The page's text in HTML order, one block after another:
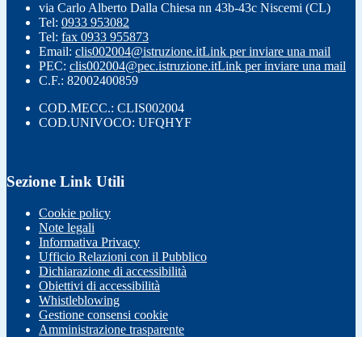
via Carlo Alberto Dalla Chiesa nn 43b-43c Niscemi (CL)
Tel: 0933 953082
Tel: fax 0933 955873
Email: clis002004@istruzione.itLink per inviare una mail
PEC: clis002004@pec.istruzione.itLink per inviare una mail
C.F.: 82002400859
COD.MECC.: CLIS002004
COD.UNIVOCO: UFQHYF
Sezione Link Utili
Cookie policy
Note legali
Informativa Privacy
Ufficio Relazioni con il Pubblico
Dichiarazione di accessibilità
Obiettivi di accessibilità
Whistleblowing
Gestione consensi cookie
Amministrazione trasparente